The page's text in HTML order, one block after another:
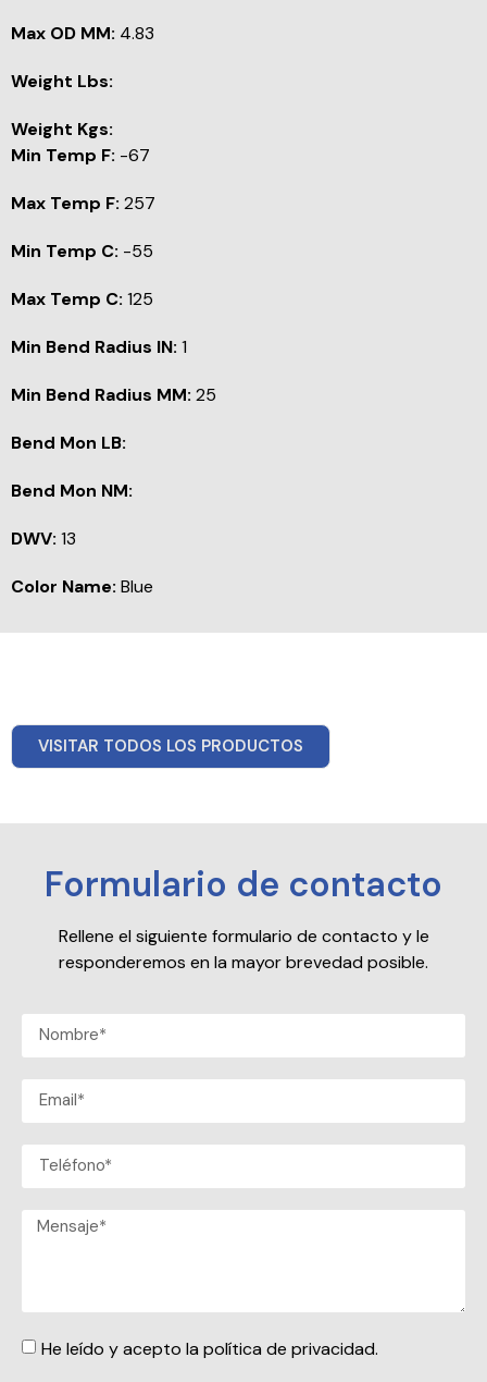
Max OD MM: 4.83
Weight Lbs:
Weight Kgs:
Min Temp F: -67
Max Temp F: 257
Min Temp C: -55
Max Temp C: 125
Min Bend Radius IN: 1
Min Bend Radius MM: 25
Bend Mon LB:
Bend Mon NM:
DWV: 13
Color Name: Blue
VISITAR TODOS LOS PRODUCTOS
Formulario de contacto
Rellene el siguiente formulario de contacto y le
responderemos en la mayor brevedad posible.
He leído y acepto la política de privacidad.